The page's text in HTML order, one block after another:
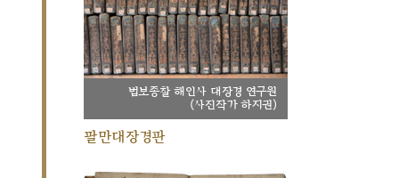
법보종찰 해인사 대장경 연구원
(사진작가 하지권)
팔만대장경판